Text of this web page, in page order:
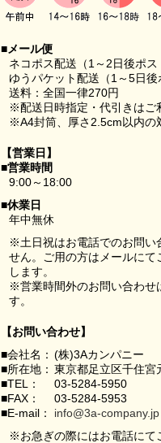
■メール便
ネコポス配送（1～2日後ポ
ゆうパケット配送（1～5日
送料：全国一律270円
※配送日時指定・代引きはご
※A4封筒、厚さ2.5cm以内の
【営業日】
■営業時間
9:00～18:00
■休業日
年中無休
※土日祝はお電話でのお問い
せん。ご用の方はメールに
します。
※営業時間外のお問い合わせ
す。
【お問い合わせ】
■会社名： (株)3Aカンパニー
■所在地： 東京都足立区千住
■TEL：
03-5284-5950
■FAX：
03-5284-5953
■E-mail：
info@3a-company.jp
※お急ぎの際にはお電話にて